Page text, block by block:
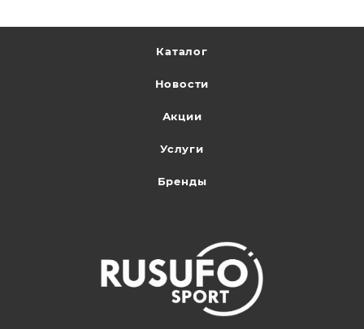
Каталог
Новости
Акции
Услуги
Бренды